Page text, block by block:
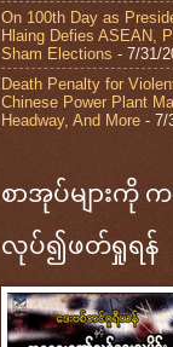
On 100th Day as
Hlaing Defies ASEAN,
Sham Elections - 7/31/
Death Penalty for
Chinese Power Plant
Headway, And More - 7/
စာအုပ်များကို
လုပ်၍ဖတ်ရှုရန်